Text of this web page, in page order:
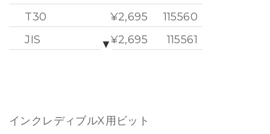
▼
T30
JIS
¥2,695
¥2,695
115560
115561
インクレディブルX用ビット